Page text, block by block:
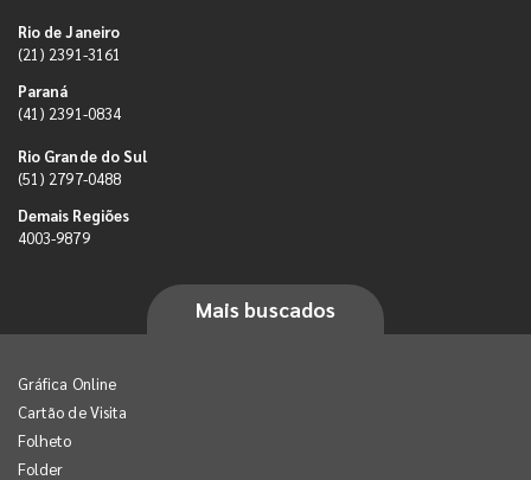
Rio de Janeiro
(21) 2391-3161
Paraná
(41) 2391-0834
Rio Grande do Sul
(51) 2797-0488
Demais Regiões
4003-9879
Mais buscados
Gráfica Online
Cartão de Visita
Folheto
Folder